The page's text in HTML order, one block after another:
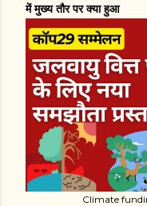
में मुख्य तौर पर क्या हुआ
Climate